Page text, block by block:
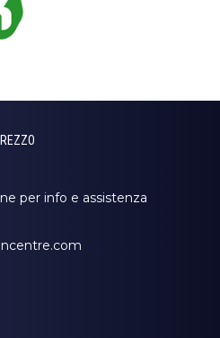
per info e assistenza